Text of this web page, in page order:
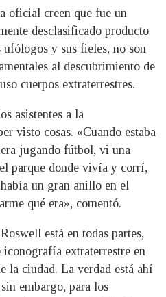
oficial creen que fue un
desclasificado producto
y sus fieles, no son
al descubrimiento de
cuerpos extraterrestres.
asistentes a la
visto cosas. «Cuando estaba
jugando fútbol, vi una
parque donde vivía y corrí,
un gran anillo en el
qué era», comentó.
está en todas partes,
iconografía extraterrestre en
la ciudad. La verdad está ahí
embargo, para los